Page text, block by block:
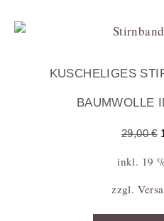
KUSCHELIGES
BAUMWOLLE
29,00€
inkl. 19
zzgl.